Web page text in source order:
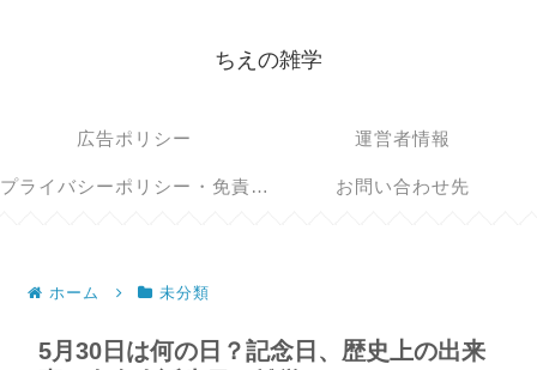
ちえの雑学
広告ポリシー 運営者情報
プライバシーポリシー・免責事項 お問い合わせ先
ホーム 未分類
5月30日は何の日？記念日、歴史上の出来